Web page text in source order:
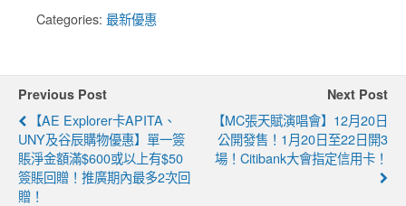
Categories: 最新優惠
Previous Post
【AE Explorer卡APITA、
UNY及谷辰購物優惠】單一簽
賬淨金額滿$600或以上有$50
簽賬回贈！推廣期內最多2次回
贈！
Next Post
【MC張天賦演唱會】12月20日
公開發售！1月20日至22日開3
場！Citibank大會指定信用卡！